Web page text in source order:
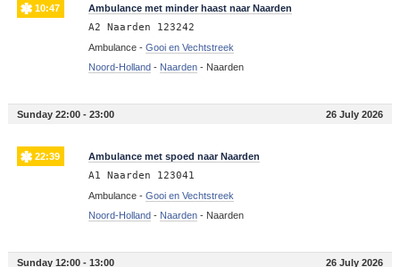
10:47 Ambulance met minder haast naar Naarden
A2 Naarden 123242
Ambulance - Gooi en Vechtstreek
Noord-Holland- Naarden- Naarden
Sunday 22:00 - 23:00 26 July 2026
22:39 Ambulance met spoed naar Naarden
A1 Naarden 123041
Ambulance - Gooi en Vechtstreek
Noord-Holland- Naarden- Naarden
Sunday 12:00 - 13:00 26 July 2026